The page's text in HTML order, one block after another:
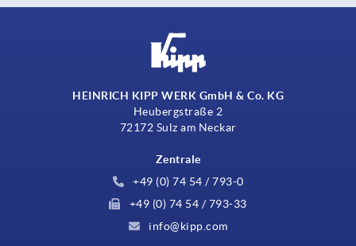
HEINRICH KIPP WERK GmbH & Co. KG
Heubergstraße 2
72172 Sulz am Neckar
Zentrale
+49 (0) 74 54 / 793-0
+49 (0) 74 54 / 793-33
info@kipp.com